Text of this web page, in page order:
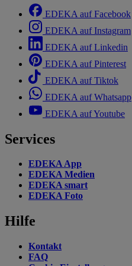
EDEKA auf Facebook
EDEKA auf Instagram
EDEKA auf Linkedin
EDEKA auf Pinterest
EDEKA auf Tiktok
EDEKA auf Whatsapp
EDEKA auf Youtube
Services
EDEKA App
EDEKA Medien
EDEKA smart
EDEKA Foto
Hilfe
Kontakt
FAQ